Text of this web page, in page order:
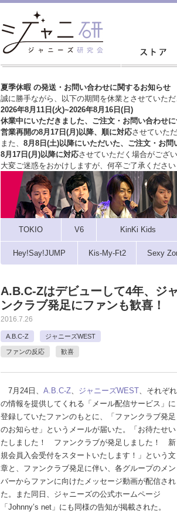
夏季休暇 の発送・お問い合わせに関するお知らせ
誠に勝手ながら、以下の期間を休業とさせていただ
2026年8月11日(火)~2026年8月16日(日)
休業中にいただきました、ご注文・お問い合わせに
営業再開の8月17日(月)以降、順に対応させていた
また、 8月8日(土)以降にいただいた、ご注文・ お問
8月17日(月)以降に対応させていただく場合がござい
大変ご迷惑をおかけしますが、 何卒ご了承ください
TOKIO V6 KinKi Kids
Hey!Say!JUMP Kis-My-Ft2 Sexy
A.B.C-Zはデビューして4年、
ンクラブ発足にファンも歓喜！
2016.7.26
A.B.C-Z ジャニーズWEST
ファンの反応 歓喜
7月24日、 A.B.C-Z、 ジャニーズWEST、それぞれ
の情報を提供してくれる「メール配信サービス」に
登録していたファンのもとに、「ファンクラブ発足
のお知らせ」というメールが届いた。「お待たせい
たしました！ ファンクラブが発足しました！ 新
規会員入会受付をスタートいたします！」という文
章と、ファンクラブ発足に伴い、各グループのメン
バーからファンに向けたメッセージ動画が配信され
た。また同日、ジャニーズの公式ホームページ
「Johnny’s net」にも同様の告知が掲載された。